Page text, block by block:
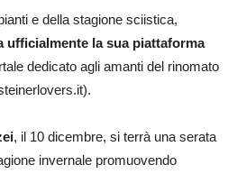
e della stagione sciistica,
ufficialmente la sua piattaforma
dedicato agli amanti del rinomato
, il 10 dicembre, si terrà una serata
invernale promuovendo